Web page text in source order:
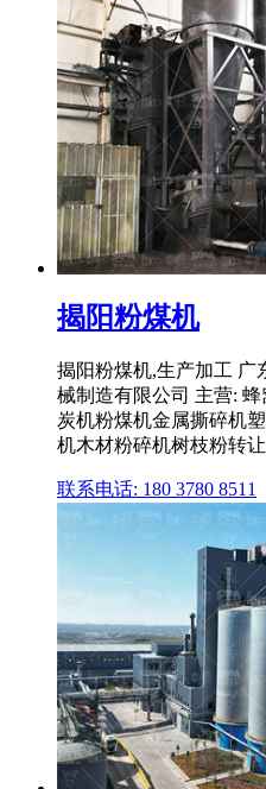
揭阳粉煤机
揭阳粉煤机,生产加工 广
械制造有限公司 主营:
炭机粉煤机金属撕碎机
机木材粉碎机树枝粉转
联系电话: 180 3780 8511